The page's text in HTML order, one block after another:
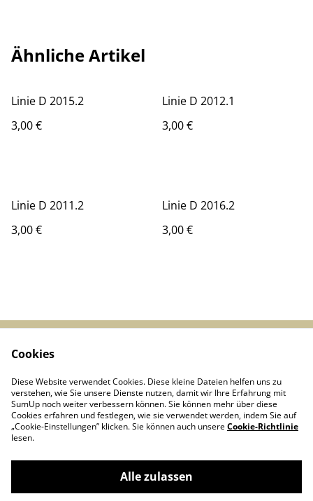
Ähnliche Artikel
Linie D 2015.2
3,00 €
Linie D 2012.1
3,00 €
Linie D 2011.2
3,00 €
Linie D 2016.2
3,00 €
Cookie-Richtlinie
©2026
Linie D - Arbeitsgemeinschaft historischer
Nahverkehr Düsseldorf e.V.
Cookies
Diese Website verwendet Cookies. Diese kleine Dateien helfen uns zu
verstehen, wie Sie unsere Dienste nutzen, damit wir Ihre Erfahrung mit
SumUp noch weiter verbessern können. Sie können mehr über diese
Cookies erfahren und festlegen, wie sie verwendet werden, indem Sie auf
„Cookie-Einstellungen” klicken. Sie können auch unsereCookie-Richtlinie
lesen.
Alle zulassen